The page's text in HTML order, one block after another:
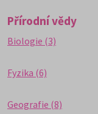
Přírodní vědy
Biologie (3)
Fyzika (6)
Geografie (8)